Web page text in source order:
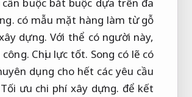
có mẫu mặt hàng làm từ gỗ
dựng. Với thể có người này,
công. Chịu lực tốt. Song có lẽ có
dụng cho hết các yêu cầu
Tối ưu chi phí xây dựng. để kết